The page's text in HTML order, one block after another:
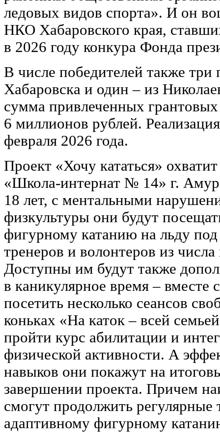
ледовых видов спорта». И он
НКО Хабаровского края,
в 2026 году конкура Фонда
В числе победителей также
Хабаровска и один – из
сумма привлеченных грантовых
6 миллионов рублей.
февраля 2026 года.
Проект «Хочу кататься»
«Школа-интернат № 14» г.
18 лет, с ментальными
физкультуры они будут
фигурному катанию на льду
тренеров и волонтеров из
Доступны им будут также
в каникулярное время ‒ вместе
посетить несколько сеансов
коньках «На каток ‒ всей
пройти курс абилитации и
физической активности. А
навыков они покажут на
завершении проекта. Причем
смогут продолжить регулярные
адаптивному фигурному